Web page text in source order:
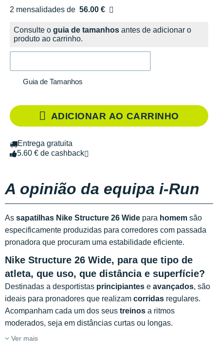
2 mensalidades de 56.00 €
sem custos
Consulte o guia de tamanhos antes de adicionar o
produto ao carrinho.
Guia de Tamanhos
ADICIONAR AO CARRINHO
Entrega gratuita
5.60 € de cashback
A opinião da equipa i-Run
As sapatilhas Nike Structure 26 Wide para homem são
especificamente produzidas para corredores com passada
pronadora que procuram uma estabilidade eficiente.
Nike Structure 26 Wide, para que tipo de
atleta, que uso, que distância e superfície?
Destinadas a desportistas principiantes e avançados, são
ideais para pronadores que realizam corridas regulares.
Acompanham cada um dos seus treinos a ritmos
moderados, seja em distâncias curtas ou longas.
Ver mais